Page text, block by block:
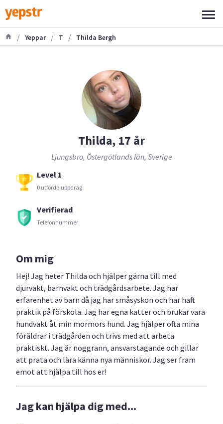
/ Yeppar / T / Thilda Bergh
Thilda, 17 år
Ljungsbro, Östergötlands län, Sverige
Level 1
0 utförda uppdrag
Verifierad
Telefonnummer
Om mig
Hej! Jag heter Thilda och hjälper gärna till med
djurvakt, barnvakt och trädgårdsarbete. Jag har
erfarenhet av barn då jag har småsyskon och har haft
praktik på förskola. Jag har egna katter och brukar vara
hundvakt åt min mormors hund. Jag hjälper ofta mina
föräldrar i trädgården och trivs med att arbeta
praktiskt. Jag är noggrann, ansvarstagande och gillar
att prata och lära känna nya människor. Jag ser fram
emot att hjälpa till hos er!
Jag kan hjälpa dig med...